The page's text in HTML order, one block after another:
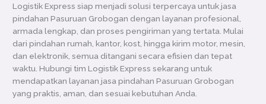
Logistik Express siap menjadi solusi terpercaya untuk jasa
pindahan Pasuruan Grobogan dengan layanan profesional,
armada lengkap, dan proses pengiriman yang tertata. Mulai
dari pindahan rumah, kantor, kost, hingga kirim motor, mesin,
dan elektronik, semua ditangani secara efisien dan tepat
waktu. Hubungi tim Logistik Express sekarang untuk
mendapatkan layanan jasa pindahan Pasuruan Grobogan
yang praktis, aman, dan sesuai kebutuhan Anda.